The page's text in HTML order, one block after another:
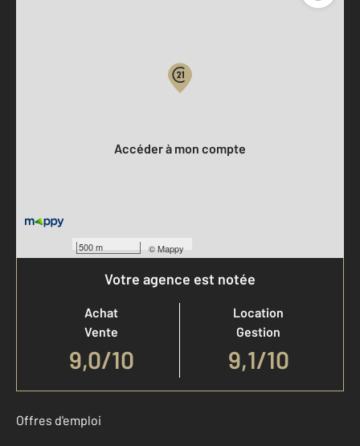
500 m ©Mappy
Accéder à mon compte
Votre agence est notée
Achat
Vente
9,0/10
Location
Gestion
9,1/10
Offres d'emploi